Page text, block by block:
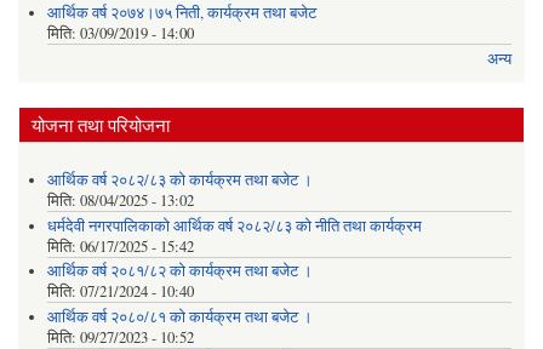
आर्थिक वर्ष २०७४।७५ निती, कार्यक्रम तथा बजेट
मिति: 03/09/2019 - 14:00
अन्य
योजना तथा परियोजना
आर्थिक वर्ष २०८२/८३ को कार्यक्रम तथा बजेट ।
मिति: 08/04/2025 - 13:02
धर्मदेवी नगरपालिकाको आर्थिक वर्ष २०८२/८३ को नीति तथा कार्यक्रम
मिति: 06/17/2025 - 15:42
आर्थिक वर्ष २०८१/८२ को कार्यक्रम तथा बजेट ।
मिति: 07/21/2024 - 10:40
आर्थिक वर्ष २०८०/८१ को कार्यक्रम तथा बजेट ।
मिति: 09/27/2023 - 10:52